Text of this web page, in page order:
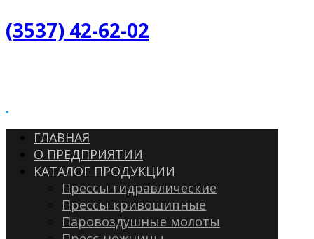
(3537) 42-62-02
ГЛАВНАЯ
О ПРЕДПРИЯТИИ
КАТАЛОГ ПРОДУКЦИИ
Прессы гидравлические
Прессы кривошипные
Паровоздушные молоты